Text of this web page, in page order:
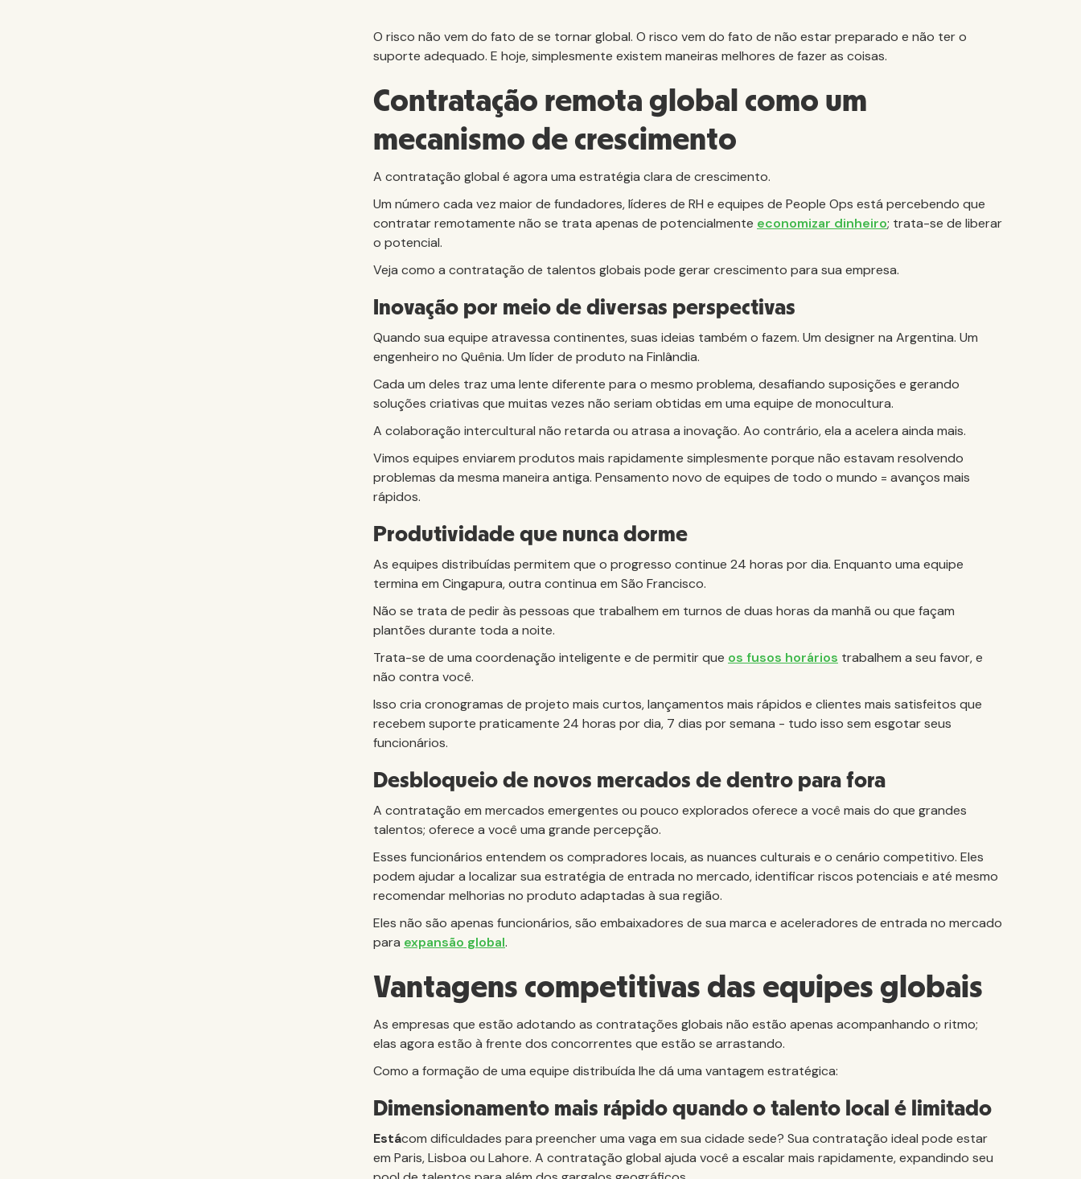
O risco não vem do fato de se tornar global. O risco vem do fato de não estar preparado e não ter o
suporte adequado. E hoje, simplesmente existem maneiras melhores de fazer as coisas.
Contratação remota global como um
mecanismo de crescimento
A contratação global é agora uma estratégia clara de crescimento.
Um número cada vez maior de fundadores, líderes de RH e equipes de People Ops está percebendo que
contratar remotamente não se trata apenas de potencialmente economizar dinheiro; trata-se de liberar
o potencial.
Veja como a contratação de talentos globais pode gerar crescimento para sua empresa.
Inovação por meio de diversas perspectivas
Quando sua equipe atravessa continentes, suas ideias também o fazem. Um designer na Argentina. Um
engenheiro no Quênia. Um líder de produto na Finlândia.
Cada um deles traz uma lente diferente para o mesmo problema, desafiando suposições e gerando
soluções criativas que muitas vezes não seriam obtidas em uma equipe de monocultura.
A colaboração intercultural não retarda ou atrasa a inovação. Ao contrário, ela a acelera ainda mais.
Vimos equipes enviarem produtos mais rapidamente simplesmente porque não estavam resolvendo
problemas da mesma maneira antiga. Pensamento novo de equipes de todo o mundo = avanços mais
rápidos.
Produtividade que nunca dorme
As equipes distribuídas permitem que o progresso continue 24 horas por dia. Enquanto uma equipe
termina em Cingapura, outra continua em São Francisco.
Não se trata de pedir às pessoas que trabalhem em turnos de duas horas da manhã ou que façam
plantões durante toda a noite.
Trata-se de uma coordenação inteligente e de permitir que os fusos horários trabalhem a seu favor, e
não contra você.
Isso cria cronogramas de projeto mais curtos, lançamentos mais rápidos e clientes mais satisfeitos que
recebem suporte praticamente 24 horas por dia, 7 dias por semana - tudo isso sem esgotar seus
funcionários.
Desbloqueio de novos mercados de dentro para fora
A contratação em mercados emergentes ou pouco explorados oferece a você mais do que grandes
talentos; oferece a você uma grande percepção.
Esses funcionários entendem os compradores locais, as nuances culturais e o cenário competitivo. Eles
podem ajudar a localizar sua estratégia de entrada no mercado, identificar riscos potenciais e até mesmo
recomendar melhorias no produto adaptadas à sua região.
Eles não são apenas funcionários, são embaixadores de sua marca e aceleradores de entrada no mercado
para expansão global.
Vantagens competitivas das equipes globais
As empresas que estão adotando as contratações globais não estão apenas acompanhando o ritmo;
elas agora estão à frente dos concorrentes que estão se arrastando.
Como a formação de uma equipe distribuída lhe dá uma vantagem estratégica:
Dimensionamento mais rápido quando o talento local é limitado
‍Estácom dificuldades para preencher uma vaga em sua cidade sede? Sua contratação ideal pode estar
em Paris, Lisboa ou Lahore. A contratação global ajuda você a escalar mais rapidamente, expandindo seu